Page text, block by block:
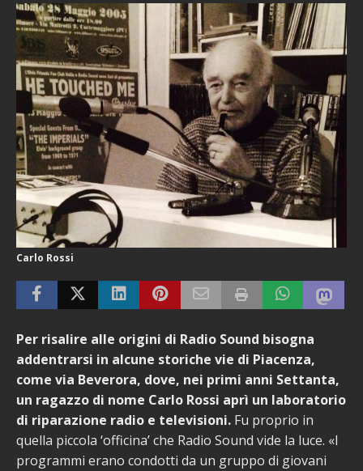
Carlo Rossi
Per risalire alle origini di Radio Sound bisogna
addentrarsi in alcune storiche vie di Piacenza,
come via Beverora, dove, nei primi anni Settanta,
un ragazzo di nome Carlo Rossi aprì un laboratorio
di riparazione radio e televisioni. Fu proprio in
quella piccola ‘officina’ che Radio Sound vide la luce. «I
programmi erano condotti da un gruppo di giovani